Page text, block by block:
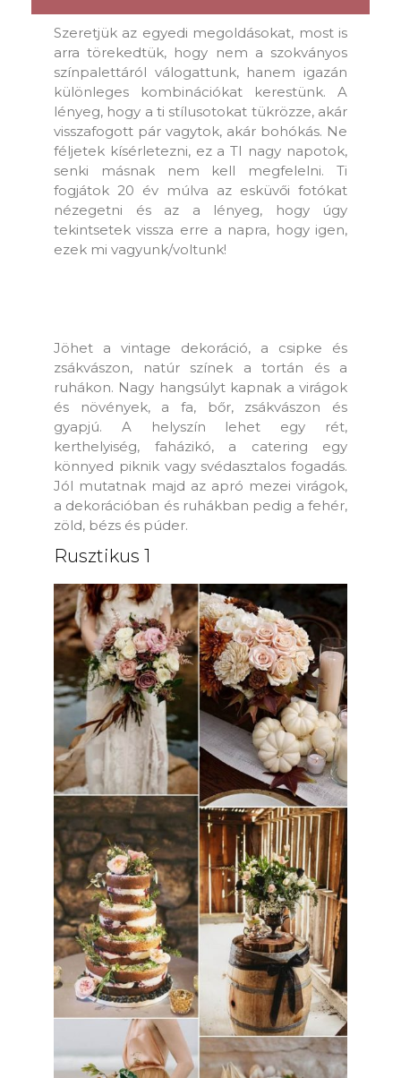
Szeretjük az egyedi megoldásokat, most is
arra törekedtük, hogy nem a szokványos
színpalettáról válogattunk, hanem igazán
különleges kombinációkat kerestünk. A
lényeg, hogy a ti stílusotokat tükrözze, akár
visszafogott pár vagytok, akár bohókás. Ne
féljetek kísérletezni, ez a TI nagy napotok,
senki másnak nem kell megfelelni. Ti
fogjátok 20 év múlva az esküvői fotókat
nézegetni és az a lényeg, hogy úgy
tekintsetek vissza erre a napra, hogy igen,
ezek mi vagyunk/voltunk!
Jöhet a vintage dekoráció, a csipke és
zsákvászon, natúr színek a tortán és a
ruhákon. Nagy hangsúlyt kapnak a virágok
és növények, a fa, bőr, zsákvászon és
gyapjú. A helyszín lehet egy rét,
kerthelyiség, faházikó, a catering egy
könnyed piknik vagy svédasztalos fogadás.
Jól mutatnak majd az apró mezei virágok,
a dekorációban és ruhákban pedig a fehér,
zöld, bézs és púder.
Rusztikus 1